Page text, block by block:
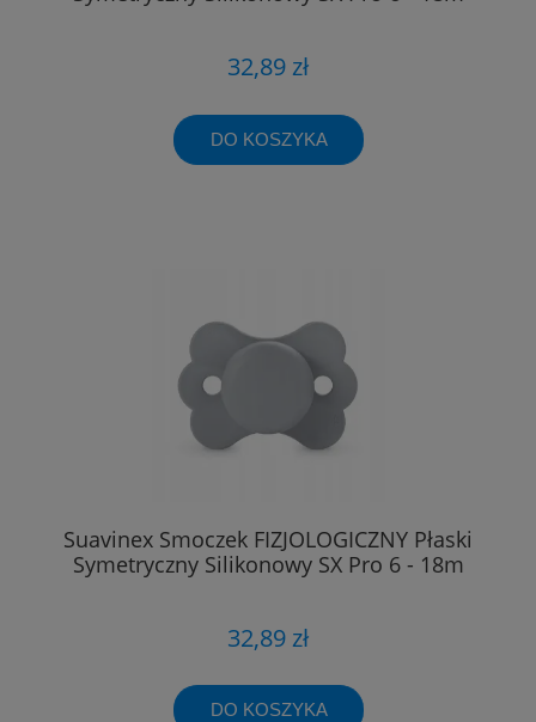
32,89 zł
DO KOSZYKA
Suavinex Smoczek FIZJOLOGICZNY Płaski
Symetryczny Silikonowy SX Pro 6 - 18m
32,89 zł
DO KOSZYKA